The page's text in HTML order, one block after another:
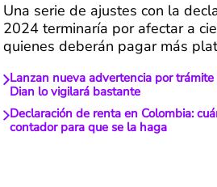
Una serie de ajustes con la
2024 terminaría por afectar a
quienes deberán pagar más
Lanzan nueva advertencia por
Dian lo vigilará bastante
Declaración de renta en Colombia:
contador para que se la haga